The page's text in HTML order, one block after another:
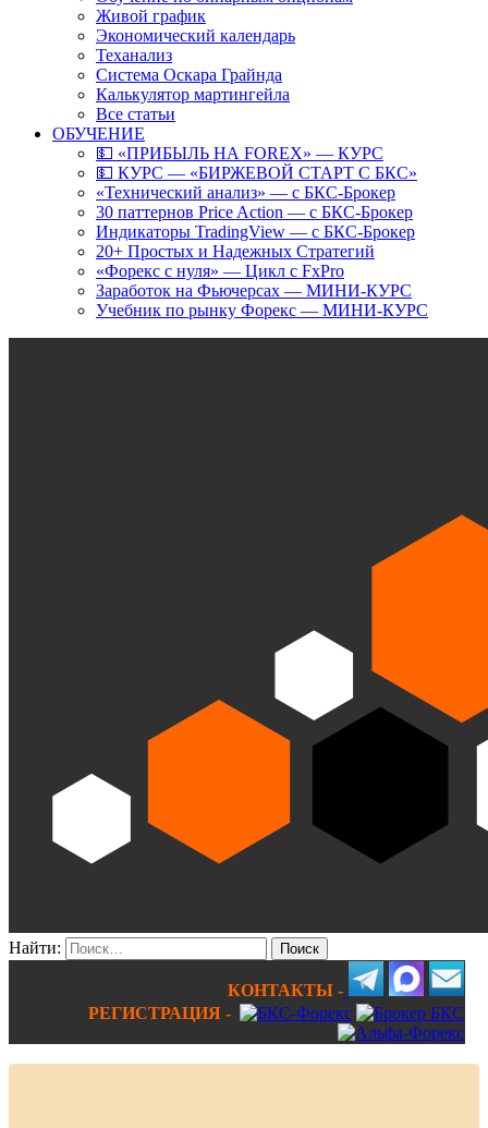
Живой график
Экономический календарь
Теханализ
Система Оскара Грайнда
Калькулятор мартингейла
Все статьи
ОБУЧЕНИЕ
💵 «ПРИБЫЛЬ НА FOREX» — КУРС
💵 КУРС — «БИРЖЕВОЙ СТАРТ С БКС»
«Технический анализ» — с БКС-Брокер
30 паттернов Price Action — с БКС-Брокер
Индикаторы TradingView — с БКС-Брокер
20+ Простых и Надежных Стратегий
«Форекс с нуля» — Цикл с FxPro
Заработок на Фьючерсах — МИНИ-КУРС
Учебник по рынку Форекс — МИНИ-КУРС
Найти:
КОНТАКТЫ -
РЕГИСТРАЦИЯ -